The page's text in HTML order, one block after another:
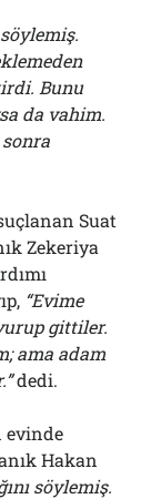
Bunu
da vahim.
Suat
Zekeriya
“Evime
gittiler.
ama adam
dedi.
evinde
Hakan
söylemiş.